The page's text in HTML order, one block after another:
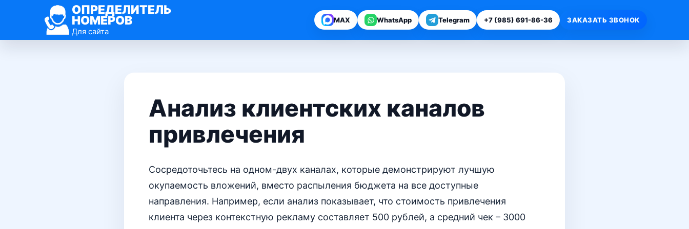
ОПРЕДЕЛИТЕЛЬ
НОМЕРОВ
Для сайта
MAX WhatsApp Telegram +7 (985) 691-86-36 ЗАКАЗАТЬ ЗВОНОК
Анализ клиентских каналов
привлечения
Сосредоточьтесь на одном-двух каналах, которые демонстрируют лучшую
окупаемость вложений, вместо распыления бюджета на все доступные
направления. Например, если анализ показывает, что стоимость привлечения
клиента через контекстную рекламу составляет 500 рублей, а средний чек – 3000